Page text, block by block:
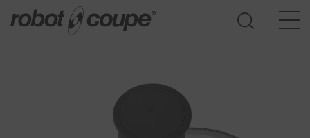
Доступ к Руководству по выбору